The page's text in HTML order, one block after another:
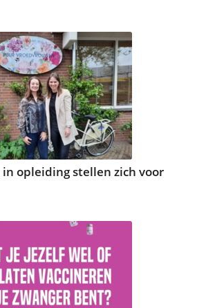
opleiding stellen zich voor